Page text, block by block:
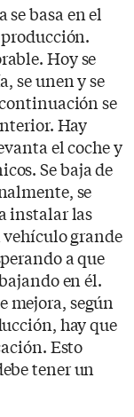
basa en el
Hoy se
se unen y se
se
Hay
el coche y
Se baja de
se
instalar las
vehículo grande
a que
en él.
mejora, según
hay que
Esto
tener un